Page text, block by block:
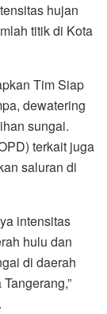
hujan
titik di Kota
Tim Siap
dewatering
sungai.
terkait juga
saluran di
intensitas
hulu dan
di daerah